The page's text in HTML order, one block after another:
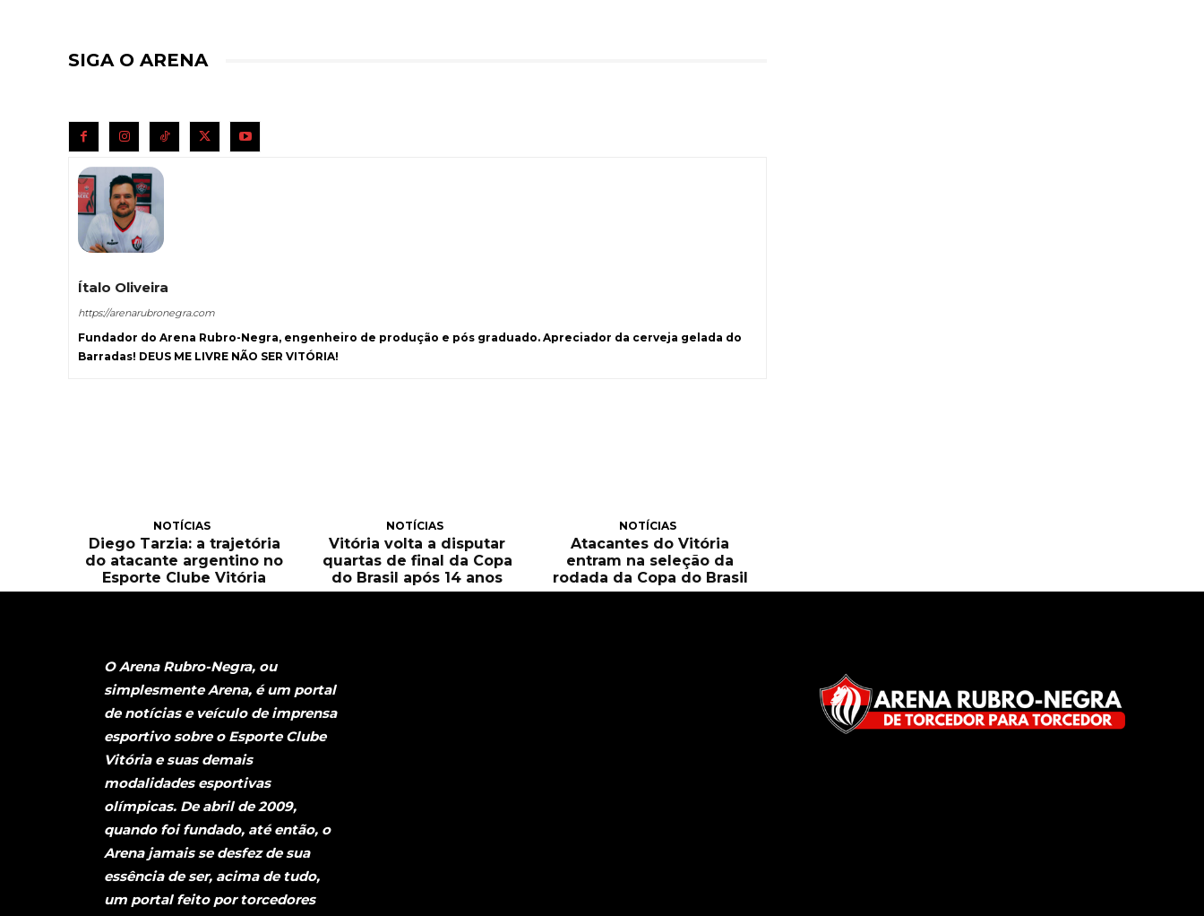
SIGA O ARENA
Ítalo Oliveira
https://arenarubronegra.com
Fundador do Arena Rubro-Negra, engenheiro de produção e pós graduado. Apreciador da cerveja gelada do
Barradas! DEUS ME LIVRE NÃO SER VITÓRIA!
NOTÍCIAS
Diego Tarzia: a trajetória
do atacante argentino no
Esporte Clube Vitória
NOTÍCIAS
Vitória volta a disputar
quartas de final da Copa
do Brasil após 14 anos
NOTÍCIAS
Atacantes do Vitória
entram na seleção da
rodada da Copa do Brasil
O Arena Rubro-Negra, ou
simplesmente Arena, é um portal
de notícias e veículo de imprensa
esportivo sobre o Esporte Clube
Vitória e suas demais
modalidades esportivas
olímpicas. De abril de 2009,
quando foi fundado, até então, o
Arena jamais se desfez de sua
essência de ser, acima de tudo,
um portal feito por torcedores